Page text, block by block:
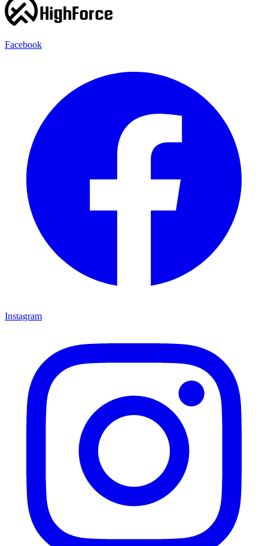
Facebook
Instagram